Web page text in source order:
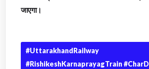
जाएगा।
#UttarakhandRailway
#RishikeshKarnaprayagTrain